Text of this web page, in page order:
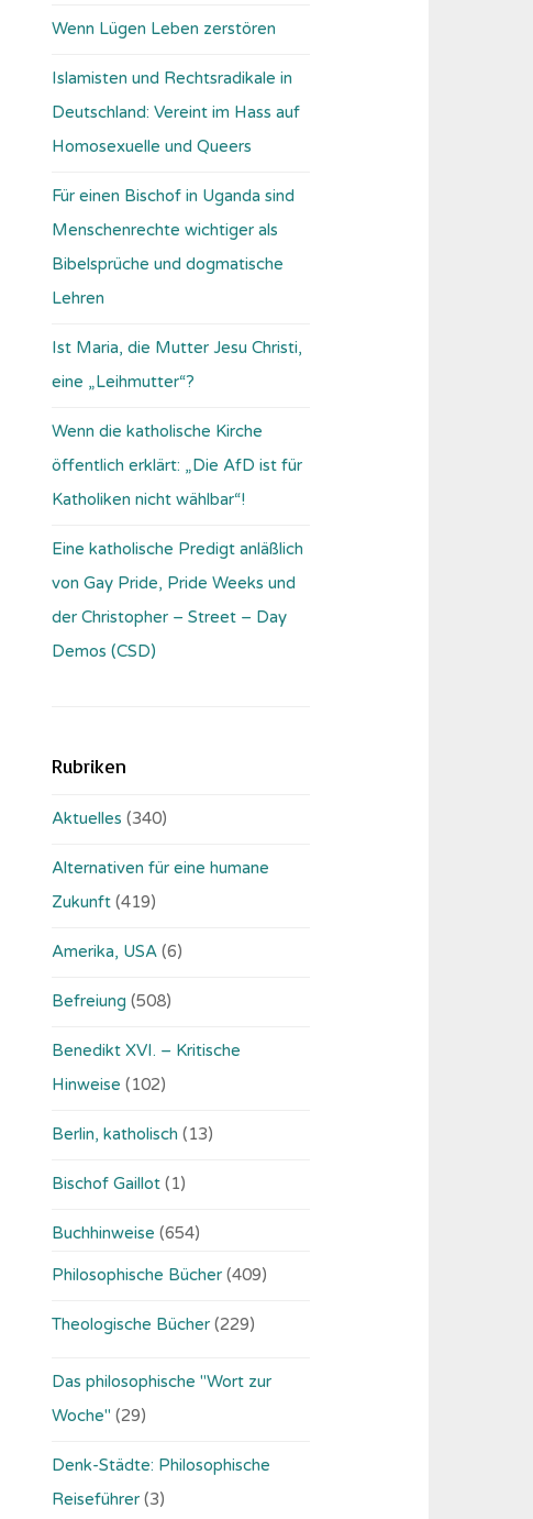
Wenn Lügen Leben zerstören
Islamisten und Rechtsradikale in
Deutschland: Vereint im Hass auf
Homosexuelle und Queers
Für einen Bischof in Uganda sind
Menschenrechte wichtiger als
Bibelsprüche und dogmatische
Lehren
Ist Maria, die Mutter Jesu Christi,
eine „Leihmutter“?
Wenn die katholische Kirche
öffentlich erklärt: „Die AfD ist für
Katholiken nicht wählbar“!
Eine katholische Predigt anläßlich
von Gay Pride, Pride Weeks und
der Christopher – Street – Day
Demos (CSD)
Rubriken
Aktuelles (340)
Alternativen für eine humane
Zukunft (419)
Amerika, USA (6)
Befreiung (508)
Benedikt XVI. – Kritische
Hinweise (102)
Berlin, katholisch (13)
Bischof Gaillot (1)
Buchhinweise (654)
Philosophische Bücher (409)
Theologische Bücher (229)
Das philosophische "Wort zur
Woche" (29)
Denk-Städte: Philosophische
Reiseführer (3)